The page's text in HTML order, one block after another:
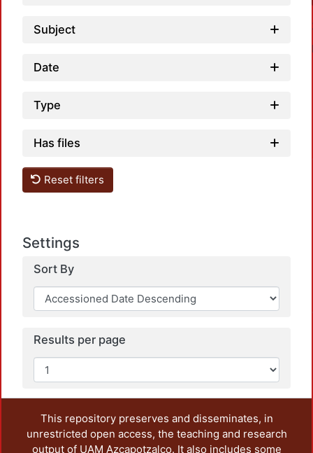
Subject
Date
Type
Has files
Reset filters
Settings
Sort By
Results per page
This repository preserves and disseminates, in
unrestricted open access, the teaching and research
output of UAM Azcapotzalco. It also includes some